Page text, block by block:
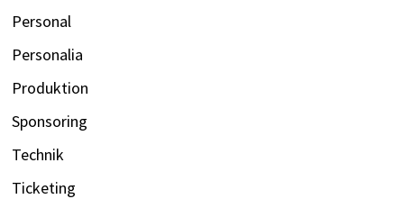
Personal
Personalia
Produktion
Sponsoring
Technik
Ticketing